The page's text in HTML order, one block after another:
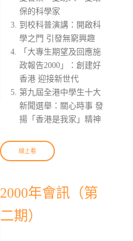
保的科學家
到校科普演講：開啟科
學之門 引發無窮興趣
「大專生期望及回應施
政報告2000」：創建好
香港 迎接新世代
第九屆全港中學生十大
新聞選舉：關心時事 發
揚「香港是我家」精神
線上看
2000年會訊（第
二期）